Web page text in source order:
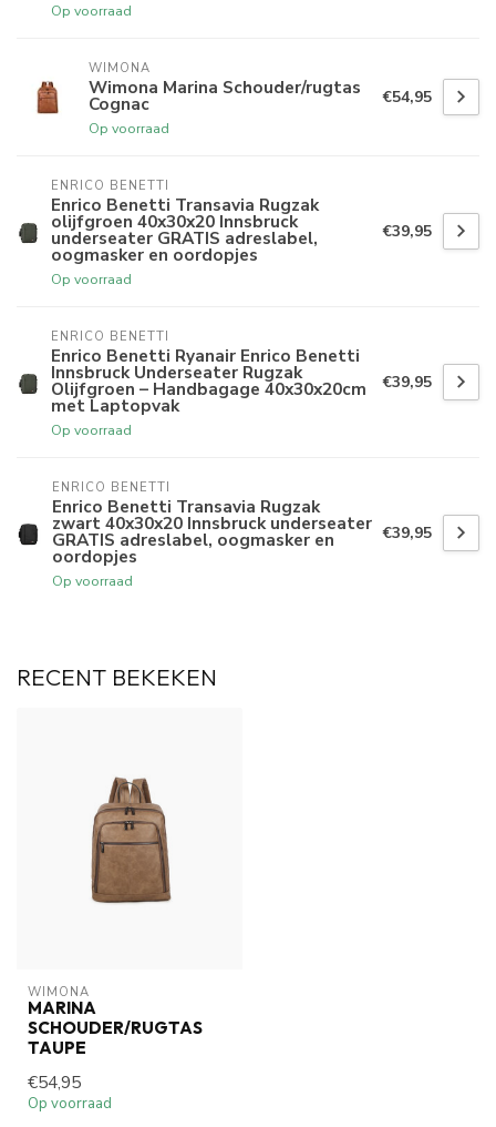
Op voorraad
WIMONA
Wimona Marina Schouder/rugtas
Cognac
Op voorraad
€54,95
ENRICO BENETTI
Enrico Benetti Transavia Rugzak
olijfgroen 40x30x20 Innsbruck
underseater GRATIS adreslabel,
oogmasker en oordopjes
Op voorraad
€39,95
ENRICO BENETTI
Enrico Benetti Ryanair Enrico Benetti
Innsbruck Underseater Rugzak
Olijfgroen – Handbagage 40x30x20cm
met Laptopvak
Op voorraad
€39,95
ENRICO BENETTI
Enrico Benetti Transavia Rugzak
zwart 40x30x20 Innsbruck underseater
GRATIS adreslabel, oogmasker en
oordopjes
Op voorraad
€39,95
RECENT BEKEKEN
WIMONA
MARINA
SCHOUDER/RUGTAS
TAUPE
€54,95
Op voorraad